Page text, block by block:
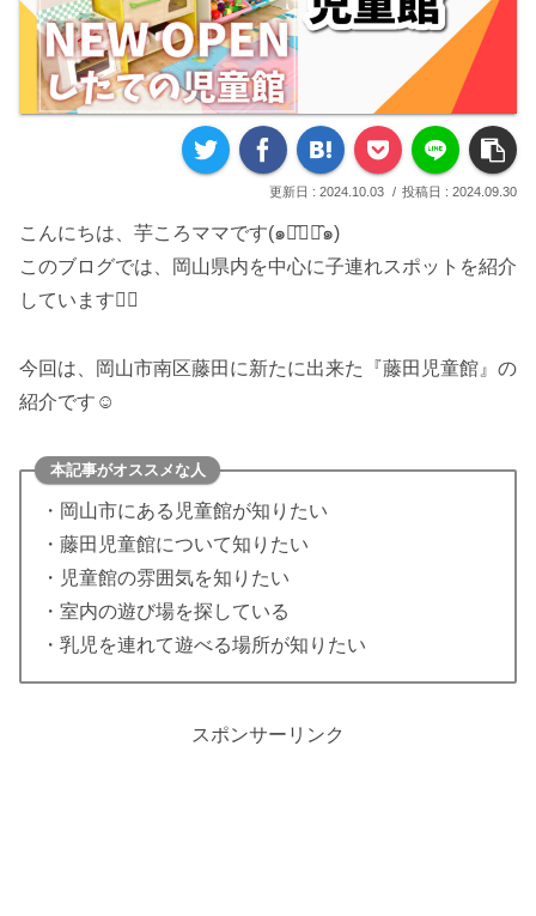
2024.10.03 2024.09.30
こんにちは、芋ころママです(๑･̑◡･̑๑)
このブログでは、岡山県内を中心に子連れスポットを紹介
しています♡⃛
今回は、岡山市南区藤田に新たに出来た『藤田児童館』の
紹介です☺︎
本記事がオススメな人
・岡山市にある児童館が知りたい
・藤田児童館について知りたい
・児童館の雰囲気を知りたい
・室内の遊び場を探している
・乳児を連れて遊べる場所が知りたい
スポンサーリンク